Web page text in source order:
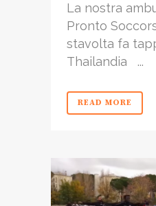
La nostra
Pronto
stavolta fa
Thailandia ...
READ MORE